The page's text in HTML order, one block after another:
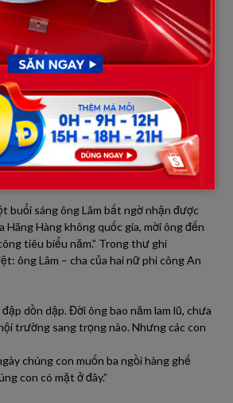
dụm từng đồng để cho con học hành.
nhìn ánh đèn bàn học hắt ra từ cửa sổ,
lắng: “Không biết sau này tụi nhỏ có đi xa
cô gái lần lượt đậu đại học. Điều bất ngờ
Học viện Hàng không, với ước mơ trở thành
báo trúng tuyển, ông Lâm ngồi lặng
mắt rơi lã chã. Ông nghèo, chẳng có của
chính là “gia tài” vô giá mà ông đã nuôi
thương.
buổi sáng ông Lâm bất ngờ nhận được
Hàng không quốc gia, mời ông đến
tiêu biểu năm.” Trong thư ghi
ông Lâm – cha của hai nữ phi công An
dồn dập. Đời ông bao năm lam lũ, chưa
trường sang trọng nào. Nhưng các con
chúng con muốn ba ngồi hàng ghế
con có mặt ở đây.”